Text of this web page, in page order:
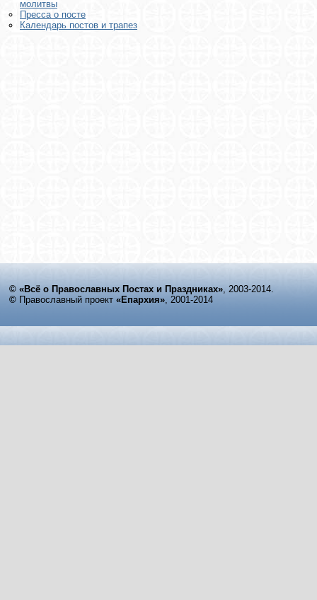
молитвы
Пресса о посте
Календарь постов и трапез
© «Всё о Православных Постах и Праздниках», 2003-2014.
© Православный проект «Епархия», 2001-2014